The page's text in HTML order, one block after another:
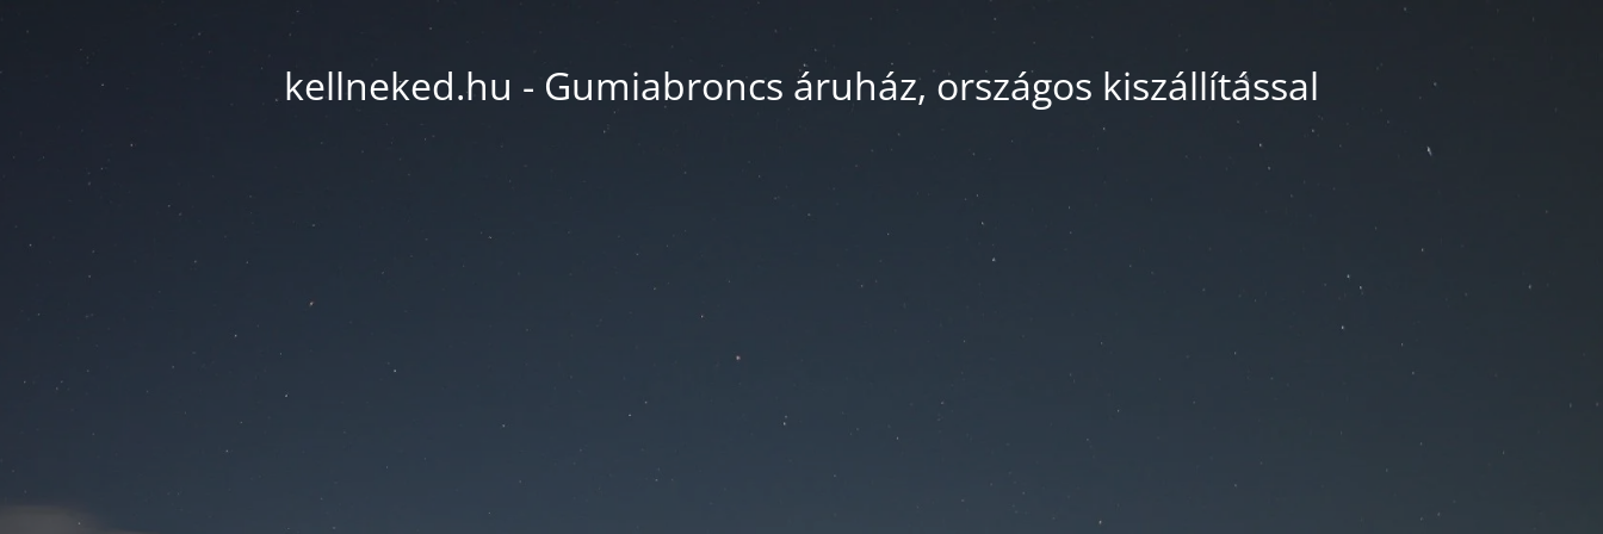
kellneked.hu - Gumiabroncs áruház, országos kiszállítással